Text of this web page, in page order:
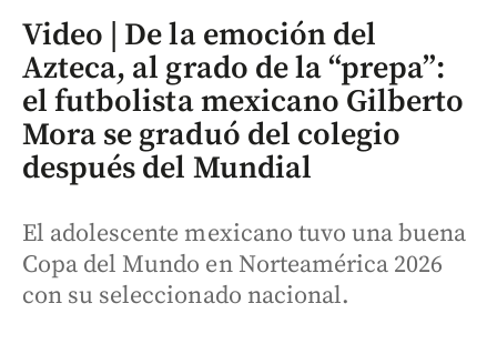
Video | De la emoción del
Azteca, al grado de la “prepa”:
el futbolista mexicano Gilberto
Mora se graduó del colegio
después del Mundial
El adolescente mexicano tuvo una buena
Copa del Mundo en Norteamérica 2026
con su seleccionado nacional.